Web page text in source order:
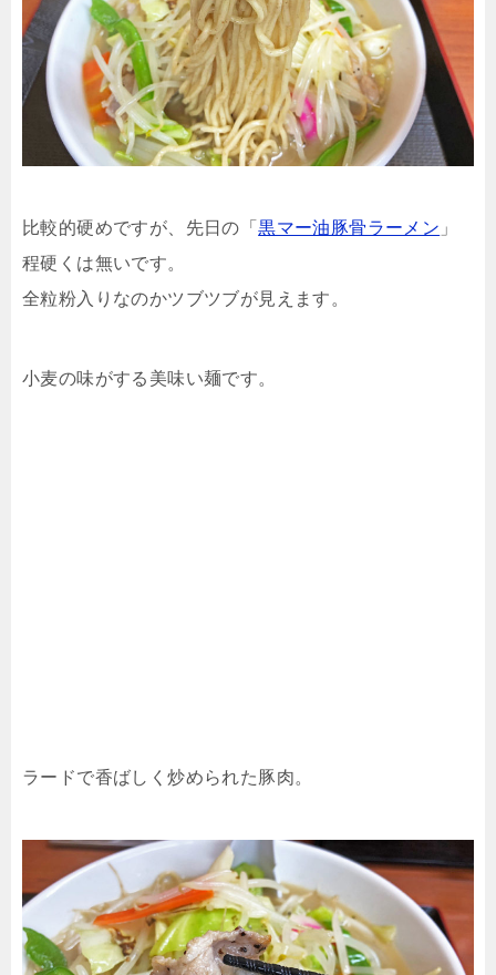
比較的硬めですが、先日の「黒マー油豚骨ラーメン 」
程硬くは無いです。
全粒粉入りなのかツブツブが見えます。
小麦の味がする美味い麺です。
ラードで香ばしく炒められた豚肉。